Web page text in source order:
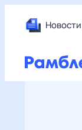
Новости